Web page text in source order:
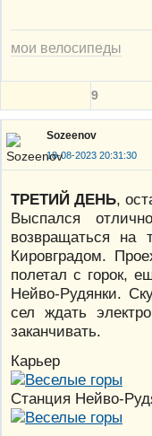
мои велосипеды
9
Sozeenov
18-08-2023 20:31:30
ТРЕТИЙ ДЕНЬ,
Выспался
возвращаться на
Кировградом.
полетал с горок,
Нейво-Рудянки.
сел ждать
заканчивать.
Карьер
Станция Нейво-